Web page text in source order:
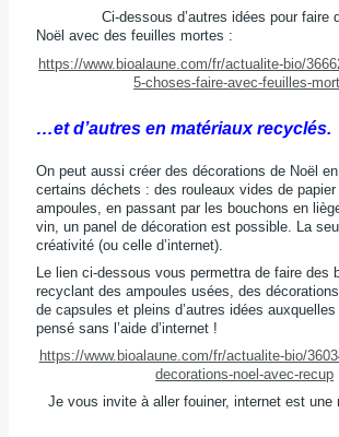
Ci-dessous d’autres idées pour faire
Noël avec des feuilles mortes :
https://www.bioalaune.com/fr/actualite-bio/
5-choses-faire-avec-feuilles-
…et d’autres en matériaux recyclés.
On peut aussi créer des décorations de Noël
certains déchets : des rouleaux vides de
ampoules, en passant par les bouchons en
vin, un panel de décoration est possible. La
créativité (ou celle d’internet).
Le lien ci-dessous vous permettra de faire des
recyclant des ampoules usées, des
de capsules et pleins d’autres idées auxquelles
pensé sans l’aide d’internet !
https://www.bioalaune.com/fr/actualite-bio/
decorations-noel-avec-recup
Je vous invite à aller fouiner, internet est une